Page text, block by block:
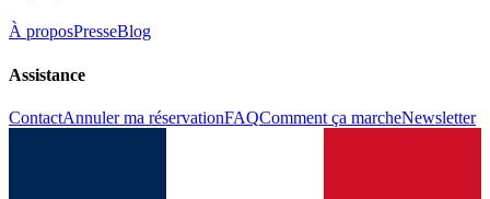
À proposPresseBlog
Assistance
ContactAnnuler ma réservationFAQComment ça marcheNewsletter